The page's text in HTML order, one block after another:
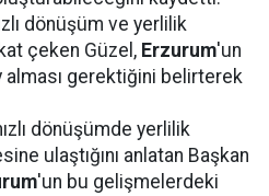
dönüşüm ve yerlilik
çeken Güzel, Erzurum'un
gerektiğini belirterek
dönüşümde yerlilik
ulaştığını anlatan Başkan
'un bu gelişmelerdeki